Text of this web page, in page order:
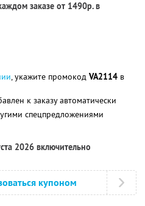
заказе от 1490р. в
, укажите промокод VA2114 в
к заказу автоматически
спецпредложениями
2026 включительно
купоном